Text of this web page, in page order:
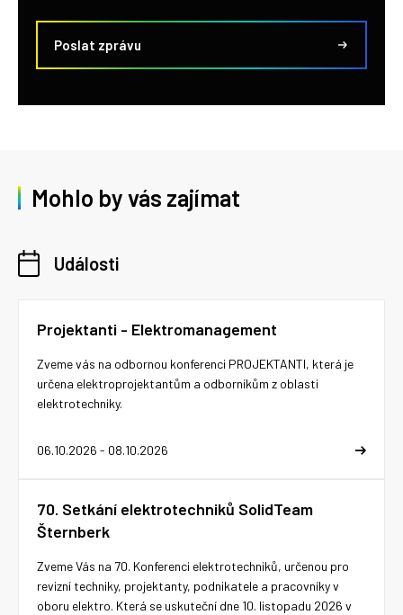
Poslat zprávu
Mohlo by vás zajímat
Události
Projektanti - Elektromanagement
06.10.2026 - 08.10.2026
Zveme vás na odbornou konferenci PROJEKTANTI, která je
určena elektroprojektantům a odborníkům z oblasti
elektrotechniky.
70. Setkání elektrotechniků SolidTeam
Šternberk
Zveme Vás na 70. Konferenci elektrotechniků, určenou pro
revizní techniky, projektanty, podnikatele a pracovníky v
oboru elektro. Která se uskuteční dne 10. listopadu 2026 v